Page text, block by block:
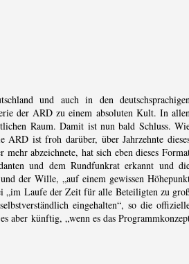
und auch in den deutschsprachigen
der ARD zu einem absoluten Kult. In allen
Raum. Damit ist nun bald Schluss.
ARD ist froh darüber, über Jahrzehnte
abzeichnete, hat sich eben dieses
und dem Rundfunkrat erkannt und
der Wille, „auf einem gewissen
„im Laufe der Zeit für alle Beteiligten zu
eingehalten“, so die
aber künftig, „wenn es das